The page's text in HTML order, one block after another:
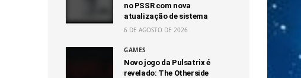
no PSSR com nova
atualização de sistema
6 DE AGOSTO DE 2026
GAMES
Novo jogo da Pulsatrix é
revelado: The Otherside